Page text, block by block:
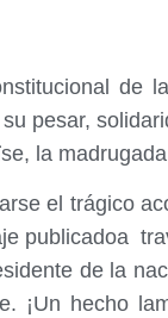
de
pesar,
la
el trágico
publicadoa
de la
¡Un hecho